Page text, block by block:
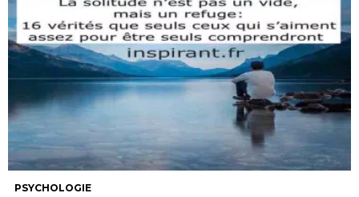
PSYCHOLOGIE